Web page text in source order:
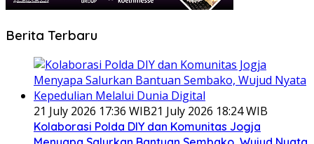
Berita Terbaru
21 July 2026 17:36 WIB21 July 2026 18:24 WIB
Kolaborasi Polda DIY dan Komunitas Jogja